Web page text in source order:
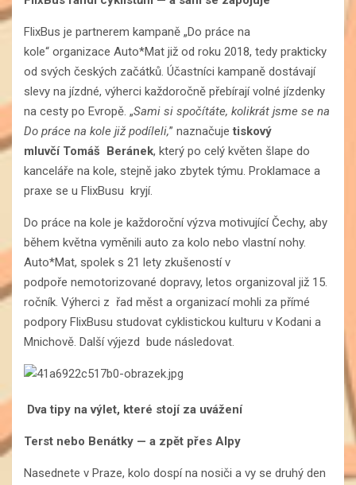
FlixBus je partnerem kampaně „Do práce na
kole“ organizace Auto*Mat již od roku 2018, tedy prakticky
od svých českých začátků. Účastníci kampaně dostávají
slevy na jízdné, výherci každoročně přebírají volné jízdenky
na cesty po Evropě. „Sami si spočítáte, kolikrát jsme se na
Do práce na kole již podíleli,” naznačujetiskový
mluvčí Tomáš Beránek, který po celý květen šlape do
kanceláře na kole, stejně jako zbytek týmu. Proklamace a
praxe se u FlixBusu kryjí.
Do práce na kole je každoroční výzva motivující Čechy, aby
během května vyměnili auto za kolo nebo vlastní nohy.
Auto*Mat, spolek s 21 lety zkušeností v
podpoře nemotorizované dopravy, letos organizoval již 15.
ročník. Výherci z řad měst a organizací mohli za přímé
podpory FlixBusu studovat cyklistickou kulturu v Kodani a
Mnichově. Další výjezd bude následovat.
Dva tipy na výlet, které stojí za uvážení
Terst nebo Benátky — a zpět přes Alpy
Nasednete v Praze, kolo dospí na nosiči a vy se druhý den